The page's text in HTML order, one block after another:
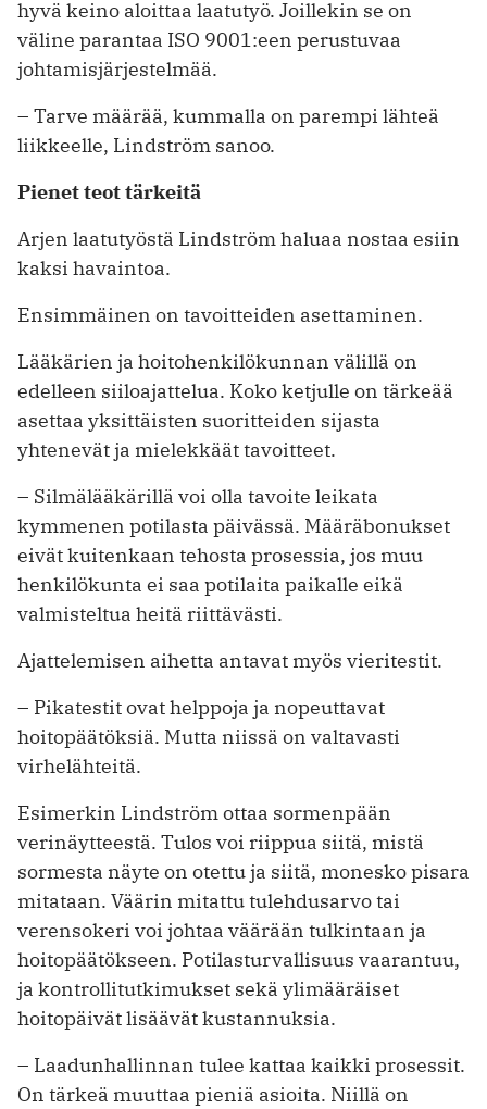
hyvä keino aloittaa laatutyö. Joillekin se on
väline parantaa ISO 9001:een perustuvaa
johtamisjärjestelmää.
– Tarve määrää, kummalla on parempi lähteä
liikkeelle, Lindström sanoo.
Pienet teot tärkeitä
Arjen laatutyöstä Lindström haluaa nostaa esiin
kaksi havaintoa.
Ensimmäinen on tavoitteiden aset­taminen.
Lääkärien ja hoitohenkilökunnan ­välillä on
edelleen siiloajattelua. Koko ketjulle on tärkeää
asettaa yksittäisten suoritteiden sijasta
yhtenevät ja mielekkäät tavoitteet.
– Silmälääkärillä voi olla tavoite lei­kata
kymmenen potilasta päivässä. Määräbonukset
eivät kuitenkaan tehosta prosessia, jos muu
henkilökunta ei saa potilaita paikalle eikä
valmisteltua heitä riittävästi.
Ajattelemisen aihetta antavat myös vieritestit.
– Pikatestit ovat helppoja ja nopeuttavat
hoitopäätöksiä. Mutta niissä on valtavasti
virhelähteitä.
Esimerkin Lindström ottaa sormenpään
verinäytteestä. Tulos voi riippua siitä, mistä
sormesta näyte on otettu ja siitä, monesko pisara
mitataan. Väärin mitattu tulehdusarvo tai
verensokeri voi johtaa väärään tulkintaan ja
hoitopäätökseen. Potilasturvallisuus vaarantuu,
ja kontrollitutkimukset sekä ylimääräiset
hoitopäivät lisäävät kustannuksia.
– Laadunhallinnan tulee kattaa ­kaikki prosessit.
On tärkeä muuttaa pieniä ­asioita. Niillä on